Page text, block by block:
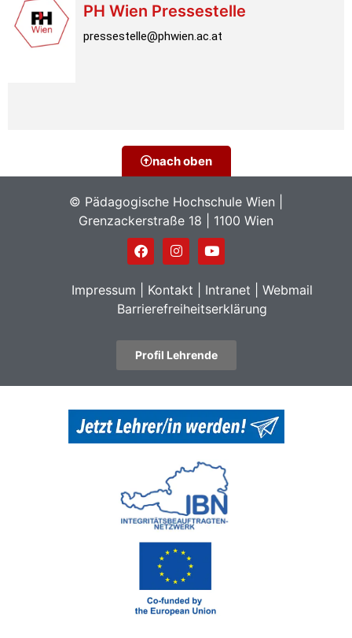
PH Wien Pressestelle
pressestelle@phwien.ac.at
nach oben
© Pädagogische Hochschule Wien |
Grenzackerstraße 18 | 1100 Wien
Impressum Kontakt Intranet
Webmail
Barrierefreiheitserklärung
Profil Lehrende